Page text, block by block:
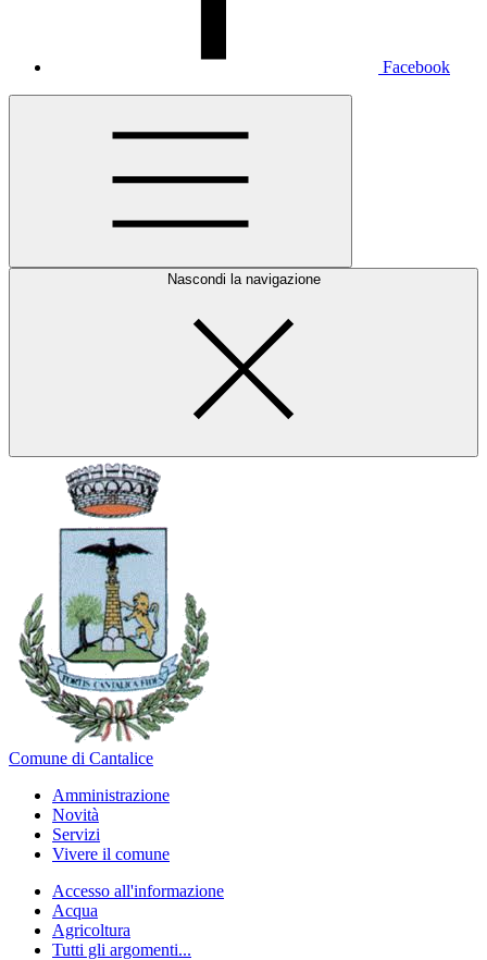
Facebook
Nascondi la navigazione
Comune di Cantalice
Amministrazione
Novità
Servizi
Vivere il comune
Accesso all'informazione
Acqua
Agricoltura
Tutti gli argomenti...